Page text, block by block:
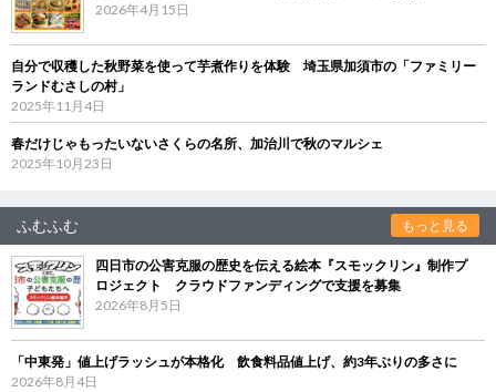
2026年4月15日
自分で収穫した秋野菜を使って芋煮作りを体験 埼玉県加須市の「ファミリー
ランドむさしの村」
2025年11月4日
春だけじゃもったいないさくらの名所、加治川で秋のマルシェ
2025年10月23日
ふむふむ もっと見る
四日市の公害克服の歴史を伝える絵本『スモックリン』制作プ
ロジェクト クラウドファンディングで支援を募集
2026年8月5日
「中東発」値上げラッシュが本格化 飲食料品値上げ、約3年ぶりの多さに
2026年8月4日